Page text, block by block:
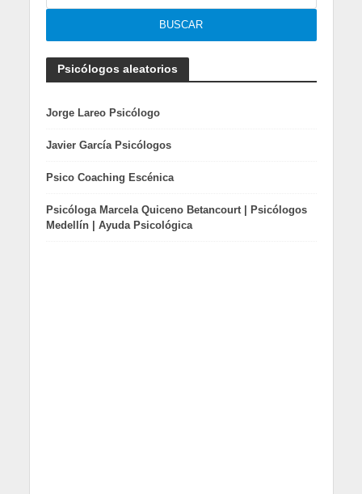
Psicólogos aleatorios
Jorge Lareo Psicólogo
Javier García Psicólogos
Psico Coaching Escénica
Psicóloga Marcela Quiceno Betancourt | Psicólogos
Medellín | Ayuda Psicológica